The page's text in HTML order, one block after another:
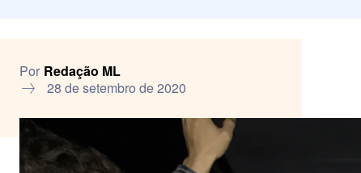
Por Redação ML
28 de setembro de 2020